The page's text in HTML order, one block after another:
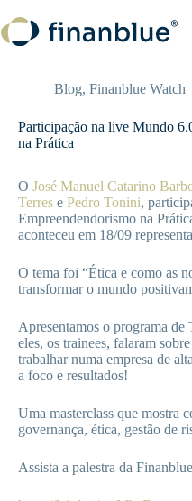
para
o
Blog, Finanblue Watch
Participação na live Mundo
na Prática
O José Manuel Catarino
Terres e Pedro Tonini,
Empreendendorismo na
aconteceu em 18/09
O tema foi “Ética e como as
transformar o mundo
Apresentamos o programa de
eles, os trainees, falaram
trabalhar numa empresa de
a foco e resultados!
Uma masterclass que mostra
governança, ética, gestão de
Assista a palestra da